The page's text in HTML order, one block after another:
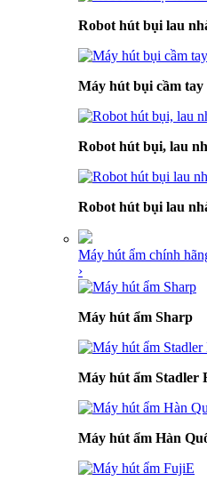
Robot hút bụi lau
Máy hút bụi cầm tay
Robot hút bụi, lau
Robot hút bụi lau
Máy hút ẩm chính
›
Máy hút ẩm Sharp
Máy hút ẩm Stadler
Máy hút ẩm Hàn